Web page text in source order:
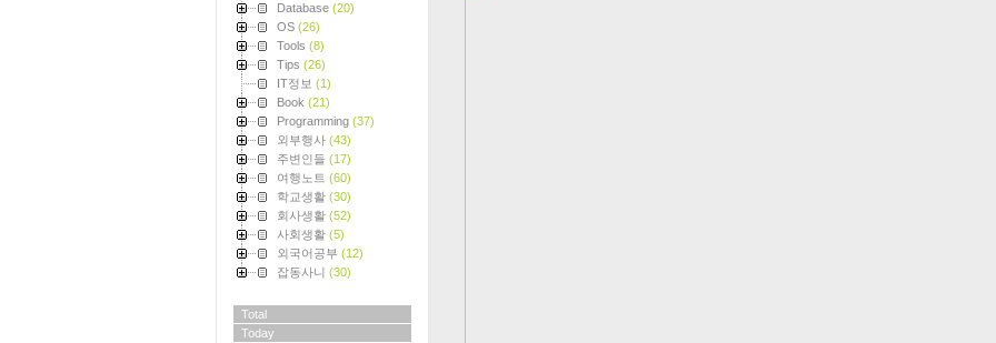
Database (20)
OS (26)
Tools (8)
Tips (26)
IT정보 (1)
Book (21)
Programming (37)
외부행사 (43)
주변인들 (17)
여행노트 (60)
학교생활 (30)
회사생활 (52)
사회생활 (5)
외국어공부 (12)
잡동사니 (30)
Total
Today